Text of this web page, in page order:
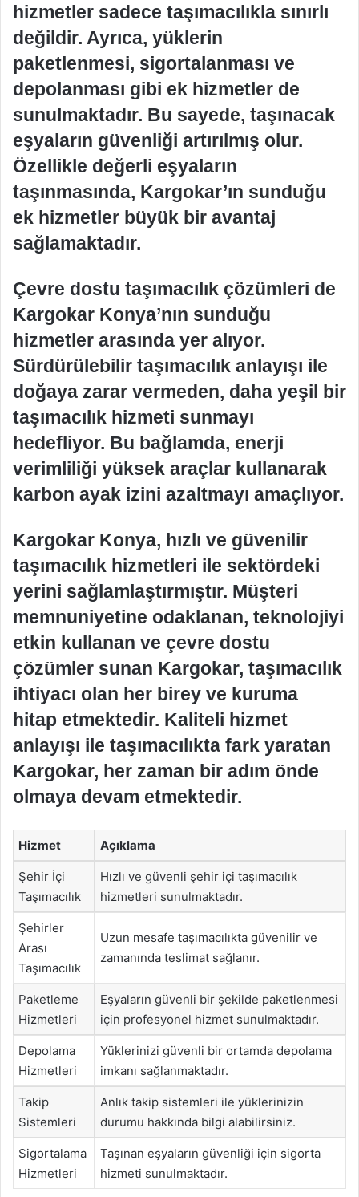
hizmetler sadece taşımacılıkla sınırlı
değildir. Ayrıca, yüklerin
paketlenmesi, sigortalanması ve
depolanması gibi ek hizmetler de
sunulmaktadır. Bu sayede, taşınacak
eşyaların güvenliği artırılmış olur.
Özellikle değerli eşyaların
taşınmasında, Kargokar’ın sunduğu
ek hizmetler büyük bir avantaj
sağlamaktadır.
Çevre dostu taşımacılık çözümleri de
Kargokar Konya’nın sunduğu
hizmetler arasında yer alıyor.
Sürdürülebilir taşımacılık anlayışı ile
doğaya zarar vermeden, daha yeşil bir
taşımacılık hizmeti sunmayı
hedefliyor. Bu bağlamda, enerji
verimliliği yüksek araçlar kullanarak
karbon ayak izini azaltmayı amaçlıyor.
Kargokar Konya, hızlı ve güvenilir
taşımacılık hizmetleri ile sektördeki
yerini sağlamlaştırmıştır. Müşteri
memnuniyetine odaklanan, teknolojiyi
etkin kullanan ve çevre dostu
çözümler sunan Kargokar, taşımacılık
ihtiyacı olan her birey ve kuruma
hitap etmektedir. Kaliteli hizmet
anlayışı ile taşımacılıkta fark yaratan
Kargokar, her zaman bir adım önde
olmaya devam etmektedir.
Hizmet Açıklama
Şehir İçi
Taşımacılık
Hızlı ve güvenli şehir içi taşımacılık
hizmetleri sunulmaktadır.
Şehirler
Arası
Taşımacılık
Uzun mesafe taşımacılıkta güvenilir ve
zamanında teslimat sağlanır.
Paketleme
Hizmetleri
Eşyaların güvenli bir şekilde paketlenmesi
için profesyonel hizmet sunulmaktadır.
Depolama
Hizmetleri
Yüklerinizi güvenli bir ortamda depolama
imkanı sağlanmaktadır.
Takip
Sistemleri
Anlık takip sistemleri ile yüklerinizin
durumu hakkında bilgi alabilirsiniz.
Sigortalama
Hizmetleri
Taşınan eşyaların güvenliği için sigorta
hizmeti sunulmaktadır.